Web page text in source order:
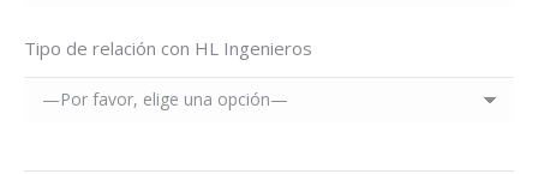
Tipo de relación con HL Ingenieros